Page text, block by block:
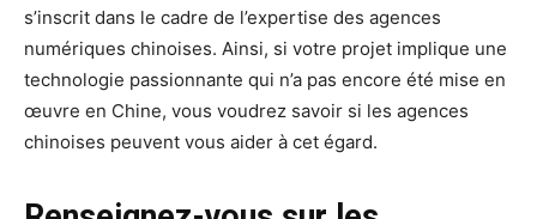
s’inscrit dans le cadre de l’expertise des agences
numériques chinoises. Ainsi, si votre projet implique une
technologie passionnante qui n’a pas encore été mise en
œuvre en Chine, vous voudrez savoir si les agences
chinoises peuvent vous aider à cet égard.